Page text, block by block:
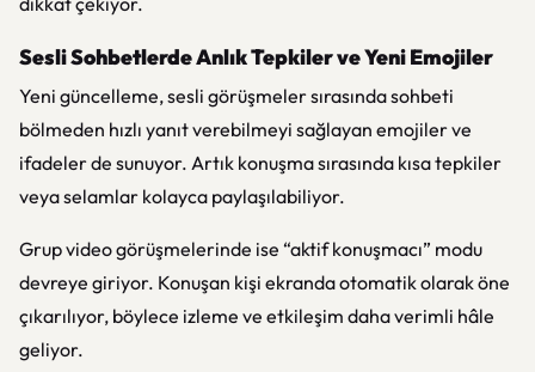
Sesli Sohbetlerde Anlık Tepkiler ve Yeni Emojiler
Yeni güncelleme, sesli görüşmeler sırasında sohbeti
bölmeden hızlı yanıt verebilmeyi sağlayan emojiler ve
ifadeler de sunuyor. Artık konuşma sırasında kısa tepkiler
veya selamlar kolayca paylaşılabiliyor.
Grup video görüşmelerinde ise “aktif konuşmacı” modu
devreye giriyor. Konuşan kişi ekranda otomatik olarak öne
çıkarılıyor, böylece izleme ve etkileşim daha verimli hâle
geliyor.